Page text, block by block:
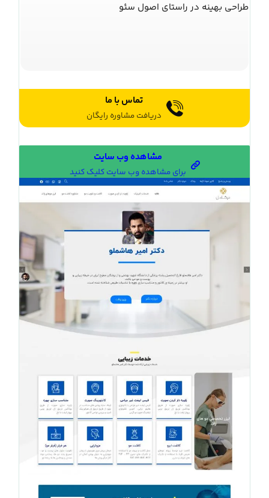
طراحی بهینه در راستای اصول سئو
تماس با ما
دریافت مشاوره رایگان
مشاهده وب سایت
برای مشاهده وب سایت کلیک کنید